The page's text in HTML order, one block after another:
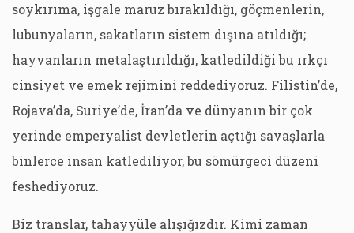
soykırıma, işgale maruz bırakıldığı, göçmenlerin,
lubunyaların, sakatların sistem dışına atıldığı;
hayvanların metalaştırıldığı, katledildiği bu ırkçı
cinsiyet ve emek rejimini reddediyoruz. Filistin’de,
Rojava’da, Suriye’de, İran’da ve dünyanın bir çok
yerinde emperyalist devletlerin açtığı savaşlarla
binlerce insan katlediliyor, bu sömürgeci düzeni
feshediyoruz.
Biz translar, tahayyüle alışığızdır. Kimi zaman